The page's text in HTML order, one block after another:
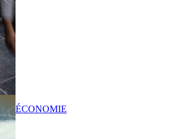
ÉCONOMIE